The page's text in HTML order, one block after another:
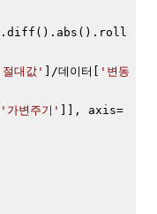
가.diff().abs().roll
대값' ]/데이터[
'변동
'가변주기'
]], axis=